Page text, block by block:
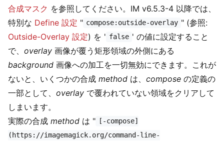
合成マスク を参照してください。IM v6.5.3-4 以降では、
特別な Define 設定 " compose:outside-overlay " (参照:
Outside-Overlay 設定) を ' false ' の値に設定すること
で、 overlay 画像が覆う矩形領域の外側にある
background 画像への加工を一切無効にできます。これが
ないと、いくつかの合成 method は、 compose の定義の
一部として、 overlay で覆われていない領域をクリアして
しまいます。
実際の合成 method は "
[-compose]
(https://imagemagick.org/command-line-